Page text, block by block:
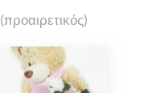
(προαιρετικός)